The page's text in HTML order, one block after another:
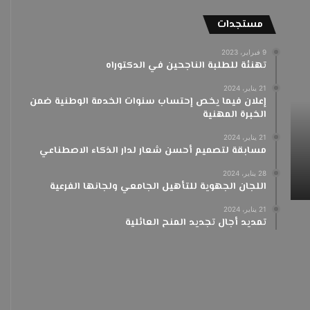
تهنئة
الجامعي
3 مارس، 2024
تهنئة نتائج التأهيل الجامعي
مستجدات
9 فبراير، 2023
تهنئة للطلبة الناجحين في الدكتوراه
21 يناير، 2024
إعلان فيما يخص إحتساب سنوات الخدمة الوطنية ضمن
الخبرة المهنية
21 يناير، 2024
مسابقة لتصميم أحسن شعار لدار الذكاء الاصطناعي
28 يناير، 2024
اللجان الجهوية للتأهيل الجامعي ولجانها الفرعية
21 يناير، 2024
تمديد أجال تجديد المنح العائلية